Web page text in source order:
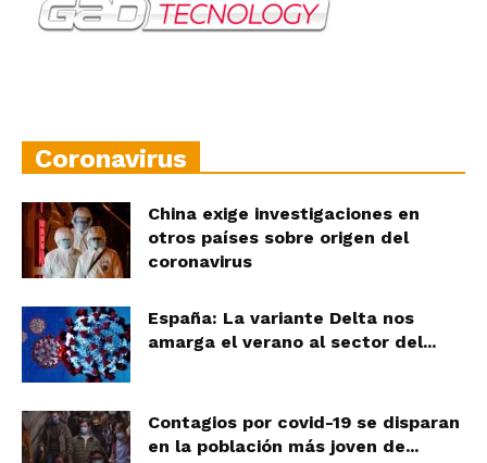
Coronavirus
China exige investigaciones en
otros países sobre origen del
coronavirus
España: La variante Delta nos
amarga el verano al sector del...
Contagios por covid-19 se disparan
en la población más joven de...